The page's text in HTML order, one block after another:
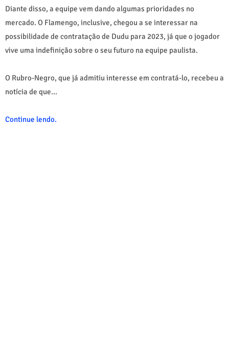
Diante disso, a equipe vem dando algumas prioridades no
mercado. O Flamengo, inclusive, chegou a se interessar na
possibilidade de contratação de Dudu para 2023, já que o jogador
vive uma indefinição sobre o seu futuro na equipe paulista.
O Rubro-Negro, que já admitiu interesse em contratá-lo, recebeu a
notícia de que...
Continue lendo.